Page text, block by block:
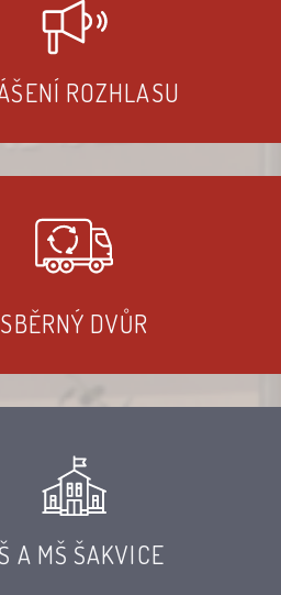
ROZHLASU
SBĚRNÝ DVŮR
A MŠ ŠAKVICE